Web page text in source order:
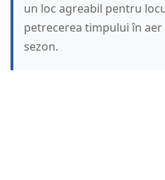
un loc agreabil pentru
petrecerea timpului în
sezon.